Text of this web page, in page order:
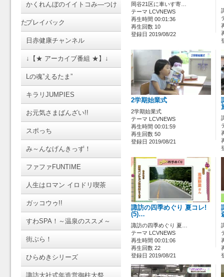
かくれんぼのイイトコみ―つけ
たプレイバック
日赤健康チャンネル
↓【★ アーカイブ番組 ★】↓
Lの魂”えるたま”
キラリJUMPIES
お元気さまばんざい!!
スポっち
み～んなげんきっず！
ファファFUNTIME
人生はロマン イロドリ喫茶
ガッコウゥ!!
すわSPA！～温泉のススメ～
街ぶら！
ひらめきシリーズ
諏訪大社式年造営御柱大祭
岡谷21区に車いす寄…
テーマ LCVNEWS
再生時間 00:01:36
再生回数 10
登録日 2019/08/22
2学期始業式
2学期始業式
テーマ LCVNEWS
再生時間 00:01:59
再生回数 50
登録日 2019/08/21
諏訪の四季めぐり 夏コレ!
(5)…
諏訪の四季めぐり 夏…
テーマ LCVNEWS
再生時間 00:01:06
再生回数 22
登録日 2019/08/21